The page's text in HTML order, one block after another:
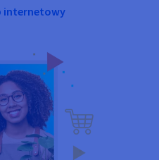
internetowy